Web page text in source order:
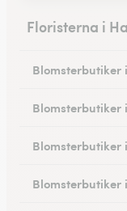
Floristerna i
Blomsterbutiker
Blomsterbutiker
Blomsterbutiker
Blomsterbutiker